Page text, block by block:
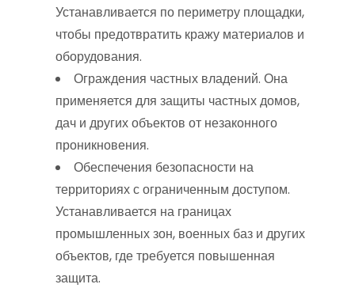
Устанавливается по периметру площадки,
чтобы предотвратить кражу материалов и
оборудования.
Ограждения частных владений. Она
применяется для защиты частных домов,
дач и других объектов от незаконного
проникновения.
Обеспечения безопасности на
территориях с ограниченным доступом.
Устанавливается на границах
промышленных зон, военных баз и других
объектов, где требуется повышенная
защита.